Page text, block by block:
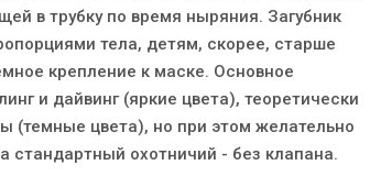
в трубку по время ныряния. Загубник
тела, детям, скорее, старше
крепление к маске. Основное
и дайвинг (яркие цвета), теоретически
(темные цвета), но при этом желательно
стандартный охотничий - без клапана.